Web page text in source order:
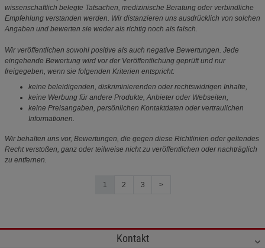
wissenschaftlich belegte Tatsachen, medizinische Beratung oder verbindliche
Empfehlung verstanden werden. Wir distanzieren uns ausdrücklich von solchen
Angaben und bewerten sie weder als richtig noch als falsch.
Wir veröffentlichen sowohl positive als auch negative Bewertungen. Jede
eingehende Bewertung wird vor der Veröffentlichung geprüft und nur
freigegeben, wenn sie folgenden Kriterien entspricht:
keine beleidigenden, diskriminierenden oder rechtswidrigen Inhalte,
keine Werbung für andere Produkte, Anbieter oder Webseiten,
keine Preisangaben, persönlichen Kontaktdaten oder vertraulichen
Informationen.
Wir behalten uns vor, Bewertungen, die gegen diese Richtlinien oder geltendes
Recht verstoßen, ganz oder teilweise nicht zu veröffentlichen oder nachträglich
zu entfernen.
1 2 3 >
Kontakt